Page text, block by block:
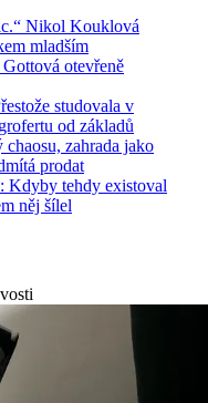
Nikol Kouklová
mladším
otevřeně
studovala v
od základů
zahrada jako
prodat
Kdyby tehdy existoval
něj šílel